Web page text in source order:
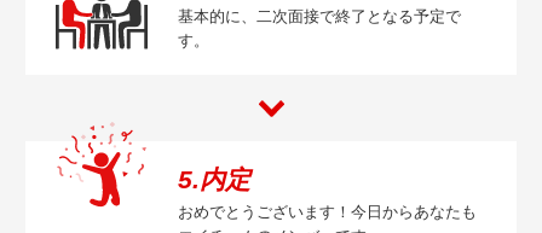
基本的に、二次面接で終了となる予定で
す。
5.内定
おめでとうございます！今日からあなたも